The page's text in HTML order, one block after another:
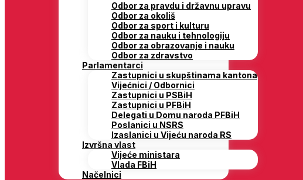
Odbor za pravdu i državnu upravu
Odbor za okoliš
Odbor za sport i kulturu
Odbor za nauku i tehnologiju
Odbor za obrazovanje i nauku
Odbor za zdravstvo
Parlamentarci
Zastupnici u skupštinama kantona
Vijećnici / Odbornici
Zastupnici u PSBiH
Zastupnici u PFBiH
Delegati u Domu naroda PFBiH
Poslanici u NSRS
Izaslanici u Vijeću naroda RS
Izvršna vlast
Vijeće ministara
Vlada FBiH
Načelnici